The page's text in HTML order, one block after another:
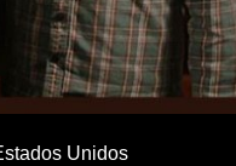
Unidos